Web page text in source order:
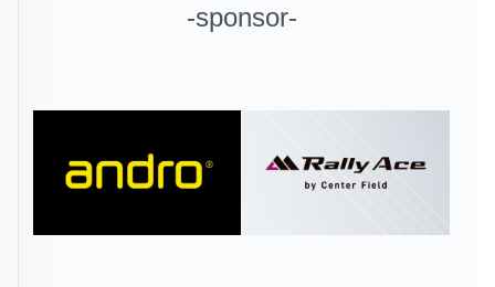
-sponsor-